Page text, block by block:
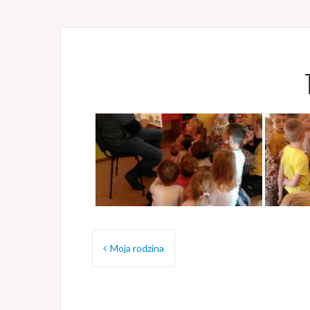
Nawigacja
wpisu
Moja rodzina